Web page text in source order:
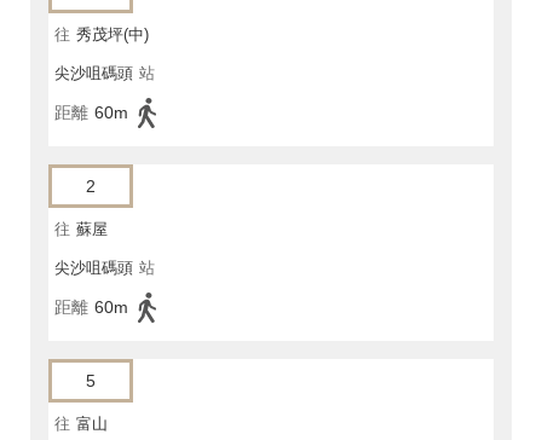
往 秀茂坪(中)
尖沙咀碼頭 站
距離 60m
2
往 蘇屋
尖沙咀碼頭 站
距離 60m
5
往 富山